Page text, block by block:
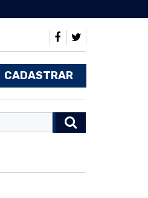
CADASTRAR